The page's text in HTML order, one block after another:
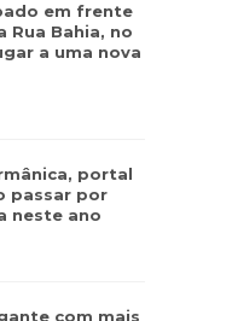
em frente
Rua Bahia, no
a uma nova
portal
passar por
neste ano
com mais